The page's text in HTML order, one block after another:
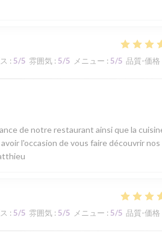
: 5/5 雰囲気 : 5/5 メニュー : 5/5 品質-価格
de notre restaurant ainsi que la
l'occasion de vous faire découvrir nos
: 5/5 雰囲気 : 5/5 メニュー : 5/5 品質-価格